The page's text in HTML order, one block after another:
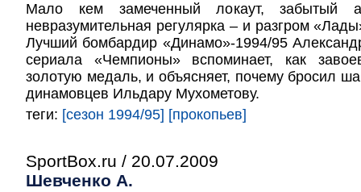
Мало кем замеченный локаут, забытый
невразумительная регулярка – и разгром
Лучший бомбардир «Динамо»-1994/95
сериала «Чемпионы» вспоминает, как
золотую медаль, и объясняет, почему бросил
динамовцев Ильдару Мухометову.
теги: [сезон 1994/95] [прокопьев]
SportBox.ru / 20.07.2009
Шевченко А.